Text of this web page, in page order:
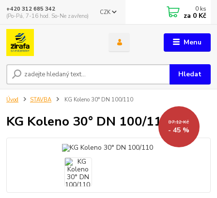
Menu
CZK
Hledat
+420 312 685 342
(Po-Pá, 7-16 hod. So-Ne zavřeno)
0 ks
za 0 Kč
Úvod STAVBA KG Koleno 30° DN 100/110
KG Koleno 30° DN 100/11087,12 Kč
- 45 %